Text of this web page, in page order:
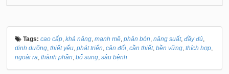
Tags: cao cấp, khả năng, mạnh mẽ, phân bón, năng suất, đầy đủ,
dinh dưỡng, thiết yếu, phát triển, cân đối, cần thiết, bền vững, thích hợp,
ngoài ra, thành phần, bổ sung, sâu bệnh